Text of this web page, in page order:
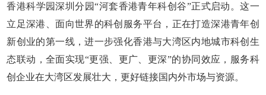
香港科学园深圳分园“河套香港青年科创谷”正式启动。这一
立足深港、面向世界的科创服务平台，正在打造深港青年创
新创业的第一线，进一步强化香港与大湾区内地城市科创生
态联动，全面实现“更强、更广、更深”的协同效应，服务科
创企业在大湾区发展壮大，更好链接国内外市场与资源。